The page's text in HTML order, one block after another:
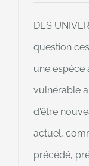
DES
question
une espèce
vulnérable
d'être
actuel,
précédé,